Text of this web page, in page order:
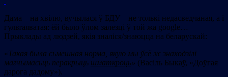
Дама – на хвілю, вучылася ў БДУ – не толькі недасведчаная, а і
гультаяватая: ёй было ўлом залезці ў той жа google…
Прыклады ад людзей, якія зналіся/знаюцца на беларускай:
«Такая была сьмешная норма, якую мы ўсё ж знаходзiлi
магчымасьць перакрыць шматкроць» (Васіль Быкаў, «Доўгая
дарога дадому»).